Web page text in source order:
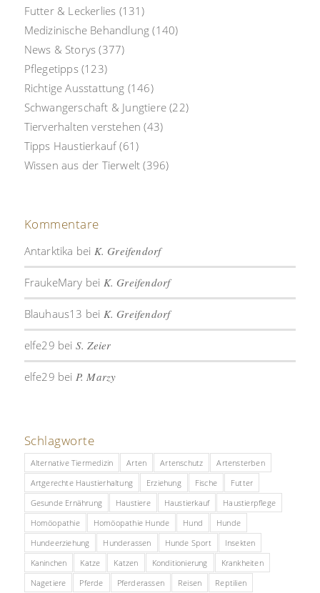
Futter & Leckerlies (131)
Medizinische Behandlung (140)
News & Storys (377)
Pflegetipps(123)
Richtige Ausstattung (146)
Schwangerschaft & Jungtiere (22)
Tierverhalten verstehen (43)
Tipps Haustierkauf (61)
Wissen aus der Tierwelt (396)
Kommentare
Antarktika bei K. Greifendorf
FraukeMary bei K. Greifendorf
Blauhaus13 bei K. Greifendorf
elfe29 bei S. Zeier
elfe29 bei P. Marzy
Schlagworte
Alternative Tiermedizin Arten Artenschutz
Artensterben
Artgerechte Haustierhaltung
Erziehung Fische
Futter
Gesunde Ernährung
Haustiere Haustierkauf
Haustierpflege
Homöopathie
Homöopathie Hunde Hund
Hunde
Hundeerziehung
Hunderassen Hunde Sport
Insekten
Kaninchen
Katze Katzen Konditionierung
Krankheiten
Nagetiere
Pferde Pferderassen Reisen Reptilien